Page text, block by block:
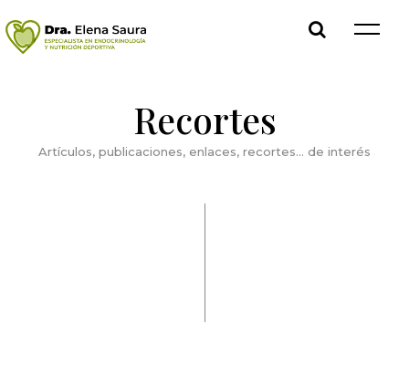
Recortes
Artículos, publicaciones, enlaces, recortes… de interés